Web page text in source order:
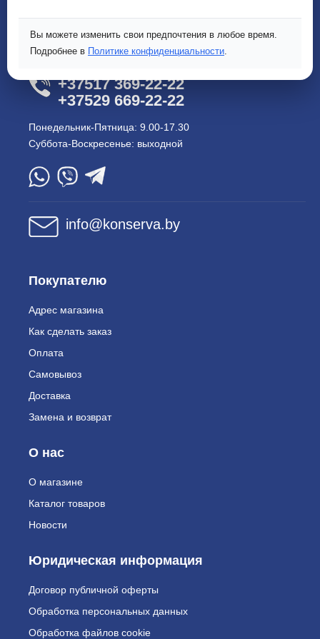
Нужна помощь?
+37517 369-22-22
+37529 669-22-22
Понедельник-Пятница: 9.00-17.30
Суббота-Воскресенье: выходной
info@konserva.by
Покупателю
Адрес магазина
Как сделать заказ
Оплата
Самовывоз
Доставка
Замена и возврат
О нас
О магазине
Каталог товаров
Новости
Юридическая информация
Договор публичной оферты
Обработка персональных данных
Обработка файлов cookie
Вы можете изменить свои предпочтения в любое время.
Подробнее в Политике конфиденциальности